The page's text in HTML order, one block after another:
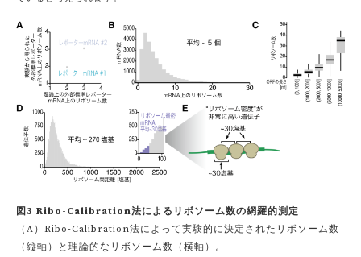
図3 Ribo-Calibration法によるリボソーム数の網羅的測定
（A）Ribo-Calibration法によって実験的に決定されたリボソーム数
（縦軸）と理論的なリボソーム数（横軸）。